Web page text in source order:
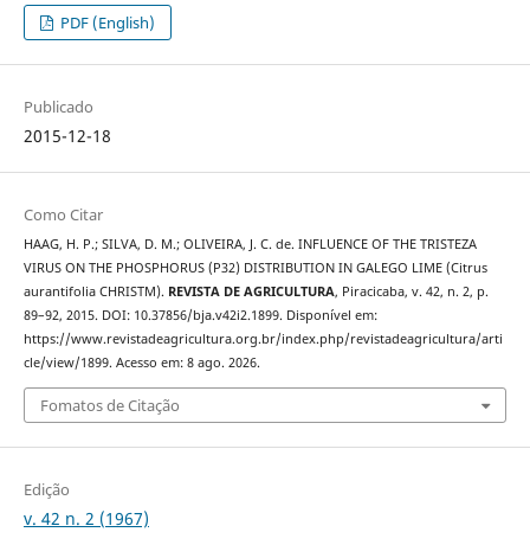
PDF (English)
Publicado
2015-12-18
Como Citar
HAAG, H. P.; SILVA, D. M.; OLIVEIRA, J. C. de. INFLUENCE OF THE TRISTEZA
VIRUS ON THE PHOSPHORUS (P32) DISTRIBUTION IN GALEGO LIME (Citrus
aurantifolia CHRISTM). REVISTA DE AGRICULTURA, Piracicaba, v. 42, n. 2, p.
89–92, 2015. DOI: 10.37856/bja.v42i2.1899. Disponível em:
https://www.revistadeagricultura.org.br/index.php/revistadeagricultura/arti
cle/view/1899. Acesso em: 8 ago. 2026.
Fomatos de Citação
Edição
v. 42 n. 2 (1967)